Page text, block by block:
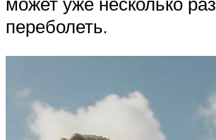
переболеть.